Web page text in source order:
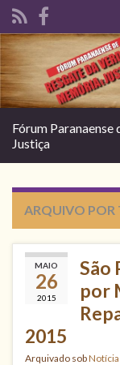
Fórum Paranaense
Justiça
ARQUIVO POR
MAIO
26
2015
São
por
2015
Arquivado sob